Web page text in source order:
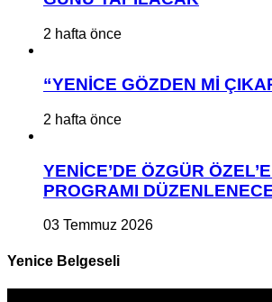
2 hafta önce
“YENİCE GÖZDEN Mİ
2 hafta önce
YENİCE’DE ÖZGÜR
PROGRAMI
03 Temmuz 2026
Yenice Belgeseli